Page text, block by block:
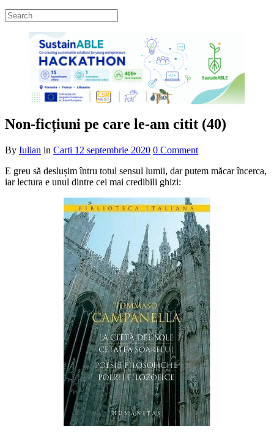
Non-ficțiuni pe care le-am citit (40)
By Iulian in Carti 12 septembrie 2020 0 Comment
E greu să deslușim întru totul sensul lumii, dar putem măcar încerca,
iar lectura e unul dintre cei mai credibili ghizi: